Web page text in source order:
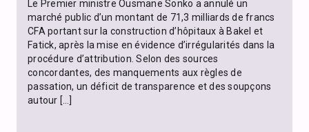
Le Premier ministre Ousmane Sonko a annulé un
marché public d’un montant de 71,3 milliards de francs
CFA portant sur la construction d’hôpitaux à Bakel et
Fatick, après la mise en évidence d’irrégularités dans la
procédure d’attribution. Selon des sources
concordantes, des manquements aux règles de
passation, un déficit de transparence et des soupçons
autour […]